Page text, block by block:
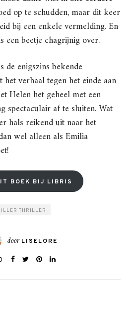
op te schudden, maar dit keer
bij een enkele vermelding. En
een beetje chagrijnig over.
de enigszins bekende
verhaal tegen het einde aan
Helen het geheel met een
spectaculair af te sluiten. Wat
hals reikend uit naar het
wel alleen als Emilia
BOEK BIJ LIBRIS
THRILLER
door LISELORE